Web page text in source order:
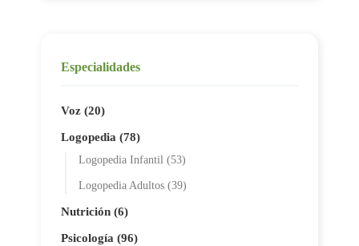
Especialidades
Voz (20)
Logopedia (78)
Logopedia Infantil (53)
Logopedia Adultos (39)
Nutrición (6)
Psicología (96)